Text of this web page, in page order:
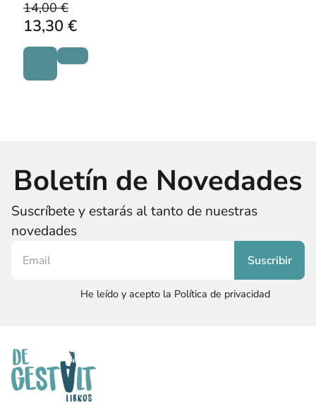
14,00 €
13,30 €
Boletín de Novedades
Suscríbete y estarás al tanto de nuestras
novedades
He leído y acepto la Política de privacidad